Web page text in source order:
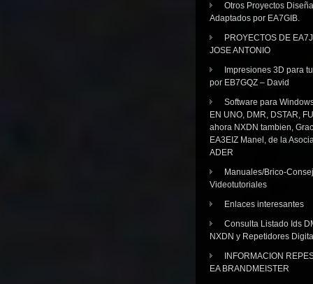
Otros Proyectos
Adaptados por EA7GIB.
PROYECTOS DE
JOSE ANTONIO
Impresiones 3D para
por EB7GQZ – David
Software para
EN UNO, DMR, DSTAR,
ahora NXDN tambien,
EA3EIZ Manel, de la
ADER
Manuales/Brico-
Videotutoriales
Enlaces interesantes
Consulta Listado Ids
NXDN y Repetidores
INFORMACION
EA BRANDMEISTER